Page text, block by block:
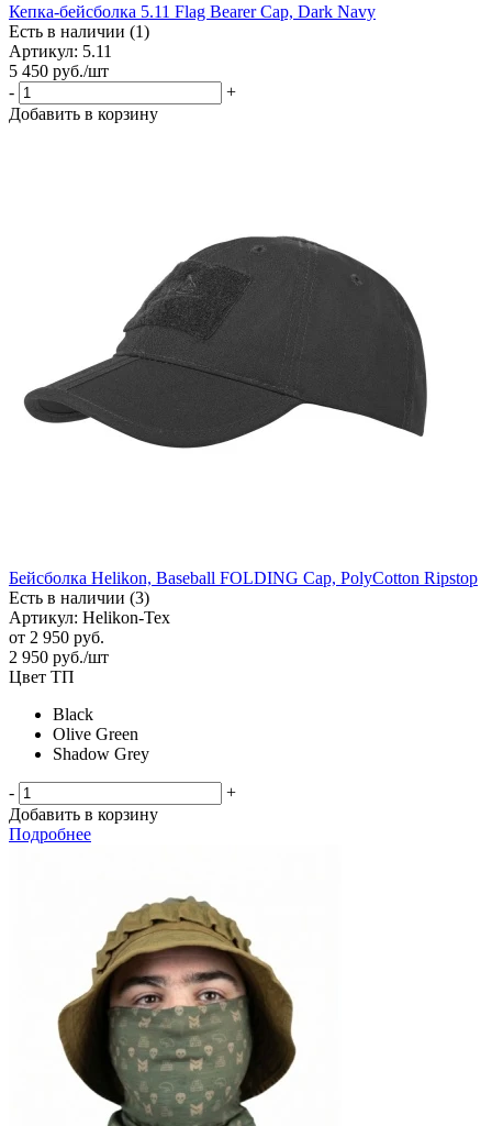
Кепка-бейсболка 5.11 Flag Bearer Cap, Dark Navy
Есть в наличии (1)
Артикул: 5.11
5 450 руб./шт
-
+
Добавить в корзину
Бейсболка Helikon, Baseball FOLDING Cap, PolyCotton Ripstop
Есть в наличии (3)
Артикул: Helikon-Tex
от 2 950 руб.
2 950 руб./шт
Цвет ТП
Black
Olive Green
Shadow Grey
-
+
Добавить в корзину
Подробнее